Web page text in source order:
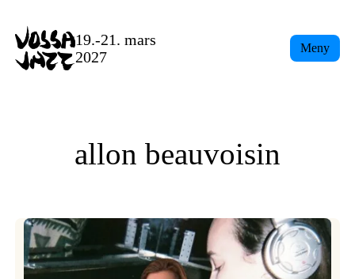
content
19.-21. mars
2027
Meny
allon beauvoisin